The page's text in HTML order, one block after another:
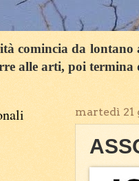
comincia da
alle arti, poi termina
martedì 21